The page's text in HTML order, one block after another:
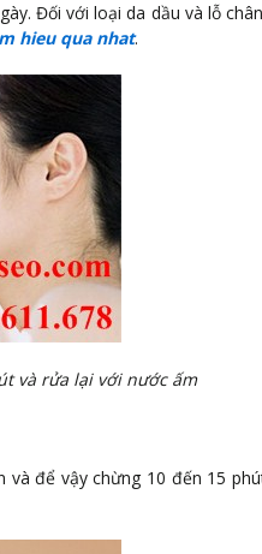
Đối với loại da dầu và lỗ
hieu qua nhat.
và rửa lại với nước ấm
để vậy chừng 10 đến 15